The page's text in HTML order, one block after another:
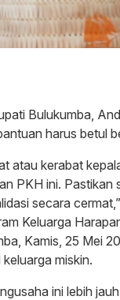
Bulukumba,
harus betul
atau kerabat
PKH ini. Pastikan
secara
Keluarga
Kamis, 25 Mei
miskin.
ini lebih